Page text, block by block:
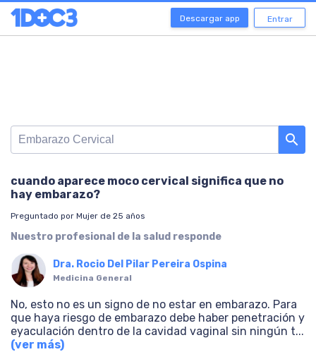
Descargar app Entrar
search
cuando aparece moco cervical significa que no
hay embarazo?
Preguntado por Mujer de 25 años
Nuestro profesional de la salud responde
Dra. Rocio Del Pilar Pereira Ospina
Medicina General
No, esto no es un signo de no estar en embarazo. Para
que haya riesgo de embarazo debe haber penetración y
eyaculación dentro de la cavidad vaginal sin ningún t...
(ver más)